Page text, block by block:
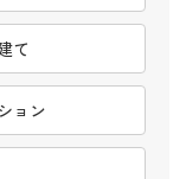
て
ョン